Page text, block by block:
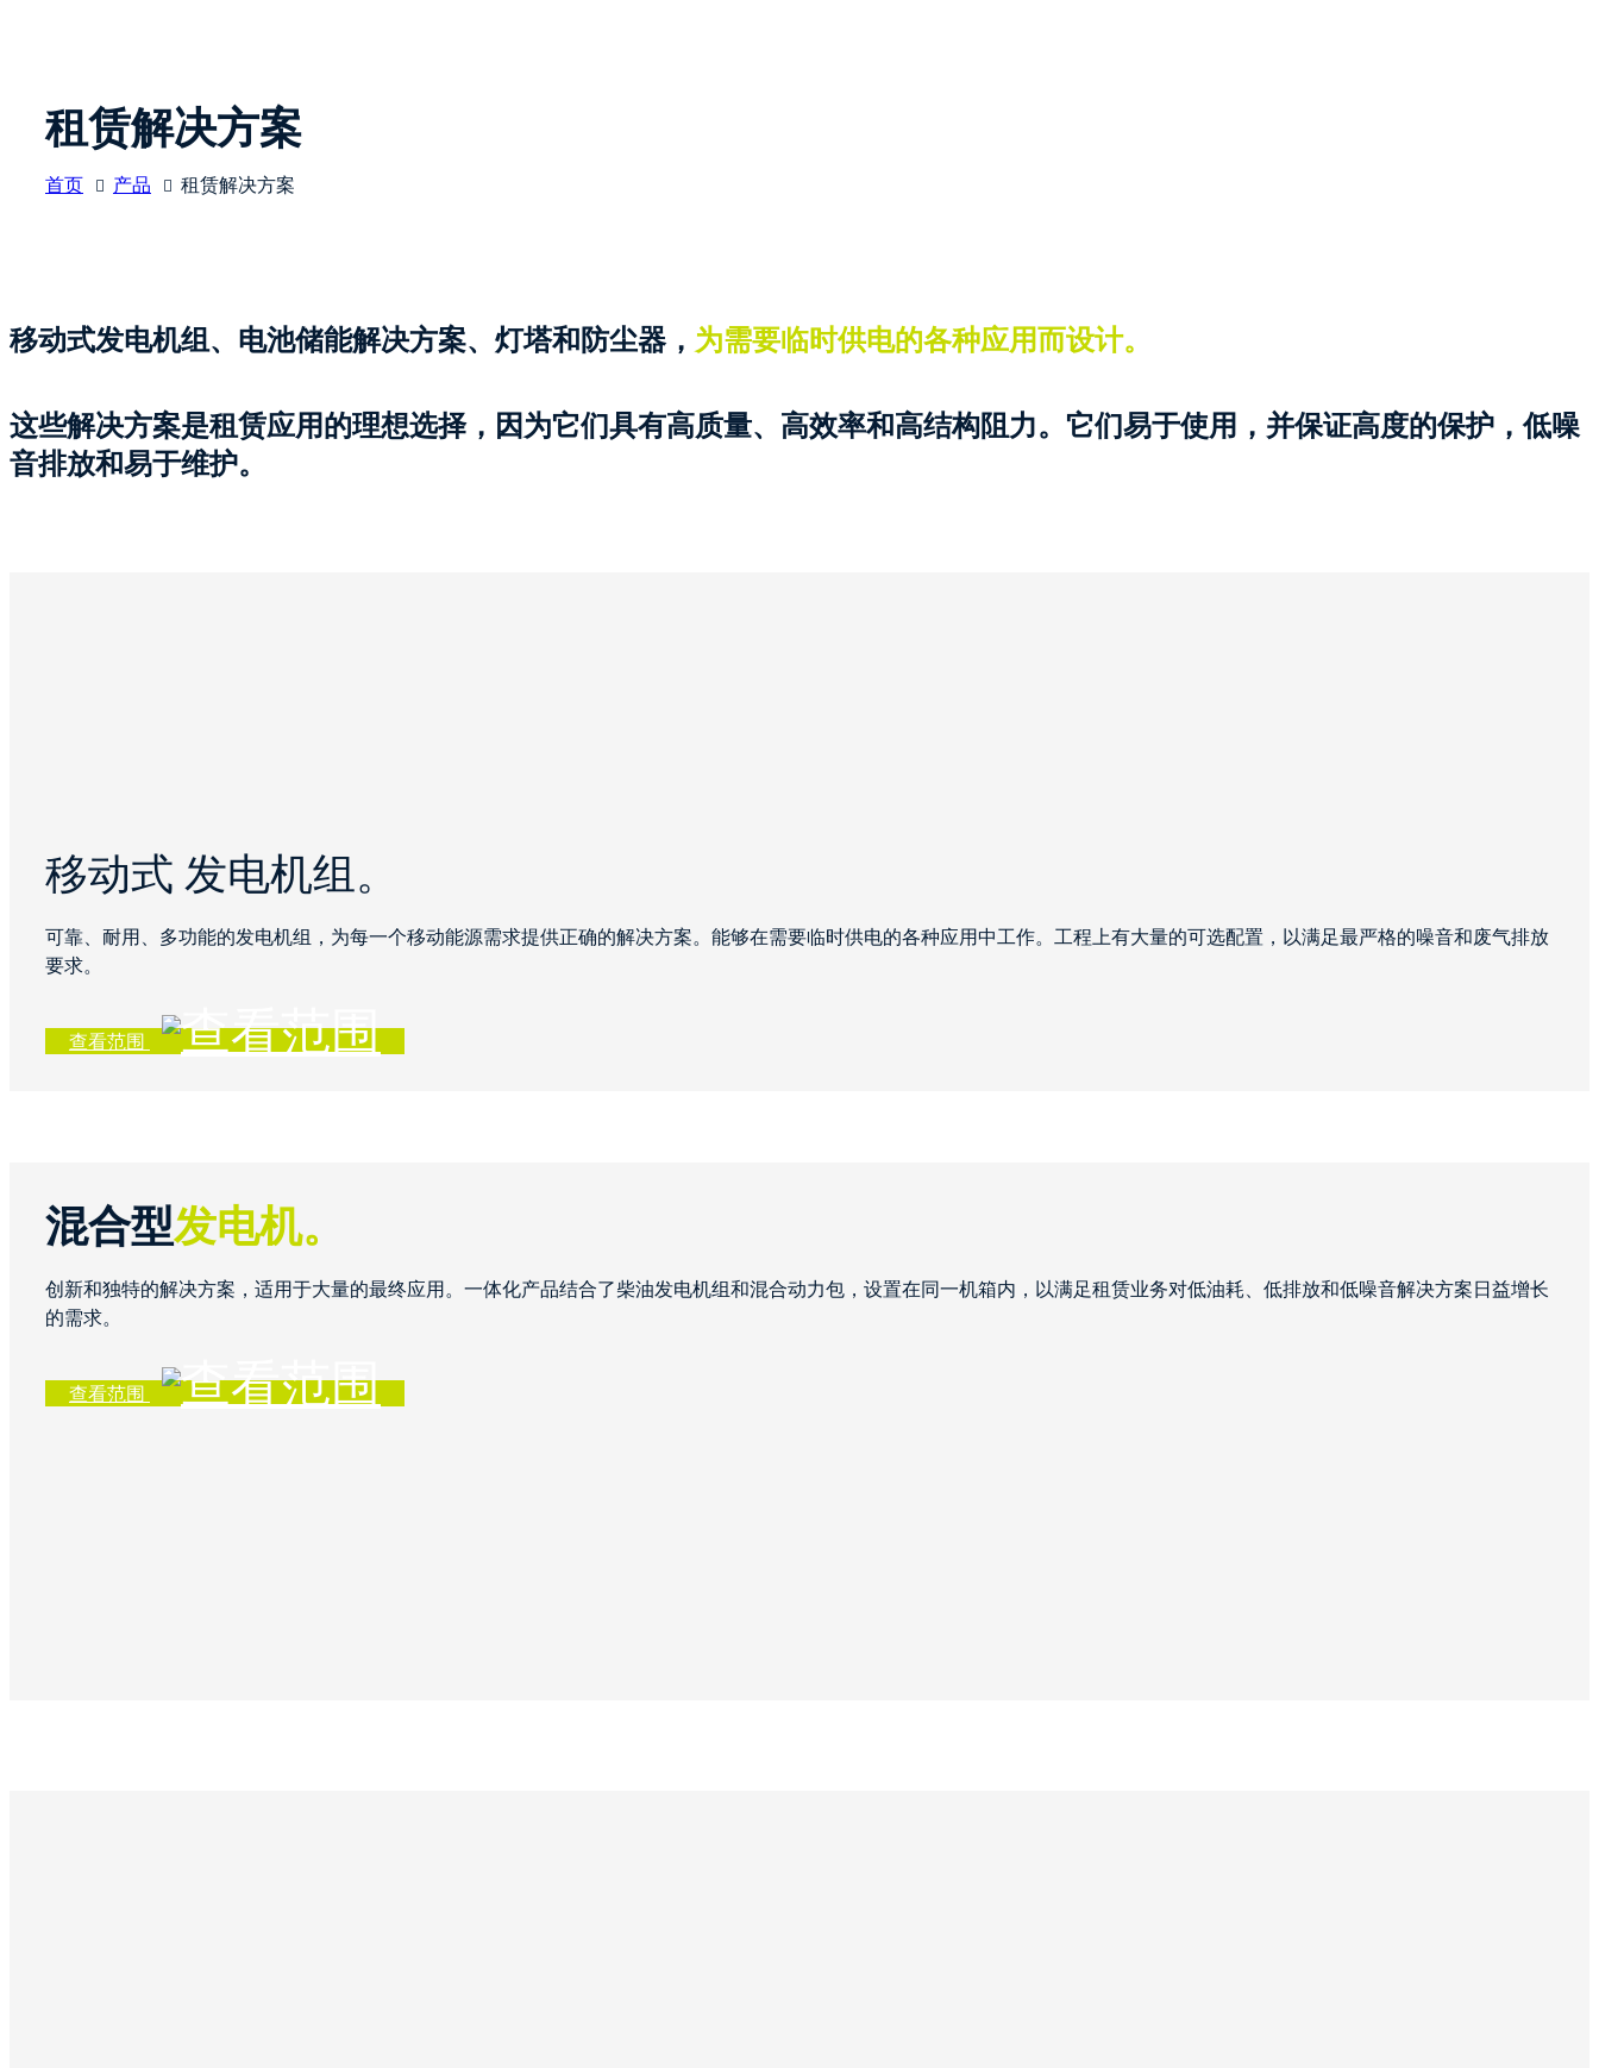
租赁解决方案
首页 产品 租赁解决方案
移动式发电机组、电池储能解决方案、灯塔和防尘器， 为需要临时供电的各种应用而设计。
这些解决方案是租赁应用的理想选择，因为它们具有高质量、高效率和高结构阻力。它们易于使用，并保证高度的保护，低噪
音排放和易于维护。
移动式 发电机组。
可靠、耐用、多功能的发电机组，为每一个移动能源需求提供正确的解决方案。能够在需要临时供电的各种应用中工作。工程上有大量的可选配置，以满足最严格的噪音和废气排放
要求。
查看范围
混合型发电机。
创新和独特的解决方案，适用于大量的最终应用。一体化产品结合了柴油发电机组和混合动力包，设置在同一机箱内，以满足租赁业务对低油耗、低排放和低噪音解决方案日益增长
的需求。
查看范围